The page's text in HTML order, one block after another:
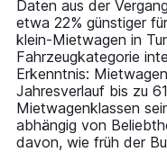
displaying
values.
Range:
0
to
150.
Daten aus der
etwa 22% günstiger
klein-Mietwagen in
Fahrzeugkategorie
Erkenntnis:
Jahresverlauf bis zu
Mietwagenklassen
abhängig von
davon, wie früh der